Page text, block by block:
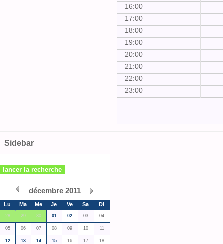
16:00
17:00
18:00
19:00
20:00
21:00
22:00
23:00
Sidebar
décembre 2011
Lu Ma Me Je Ve Sa Di
28 29 30 01 02 03 04
05 06 07 08 09 10 11
12 13 14 15 16 17 18